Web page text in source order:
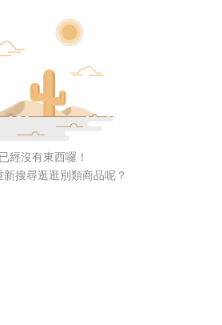
已經沒有東西囉！
新搜尋逛逛別類商品呢？